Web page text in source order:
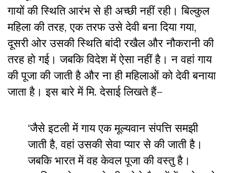
गायों की स्थिति आरंभ से ही अच्छी नहीं रही। बिल्कुल
महिला की तरह, एक तरफ उसे देवी बना दिया गया,
दूसरी ओर उसकी स्थिति बांदी रखैल और नौकरानी की
तरह हो गई। जबकि विदेश में ऐसा नहीं है। न वहां गाय
की पूजा की जाती है और ना ही महिलाओं को देवी बनाया
जाता है। इस बारे में मि. देसाई लिखते हैं–
‘जैसे इटली में गाय एक मूल्यवान संपत्ति समझी
जाती है, वहां उसकी सेवा प्यार से की जाती है।
जबकि भारत में वह केवल पूजा की वस्तु है।